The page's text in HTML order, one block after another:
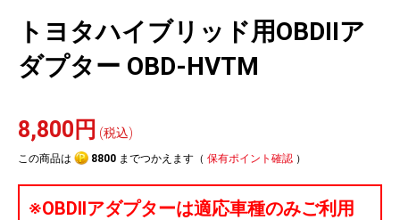
トヨタハイブリッド用OBDIIア
ダプター OBD-HVTM
8,800円 (税込)
この商品は 8800 までつかえます（ 保有ポイント確認 ）
※OBDIIアダプターは適応車種のみご利用